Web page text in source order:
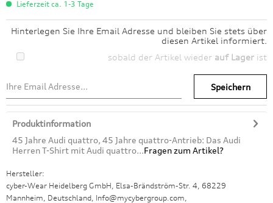
Lieferzeit ca. 1-3 Tage
Hinterlegen Sie Ihre Email Adresse und bleiben Sie stets über
diesen Artikel informiert.
sobald der Artikel wieder auf Lager ist
Speichern
Produktinformation
45 Jahre Audi quattro, 45 Jahre quattro-Antrieb: Das Audi
Herren T-Shirt mit Audi quattro...Fragen zum Artikel?
Hersteller:
cyber-Wear Heidelberg GmbH, Elsa-Brändström-Str. 4, 68229
Mannheim, Deutschland, Info@mycybergroup.com,